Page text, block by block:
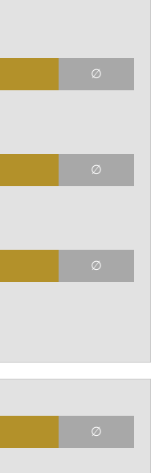
∅
∅
∅
∅